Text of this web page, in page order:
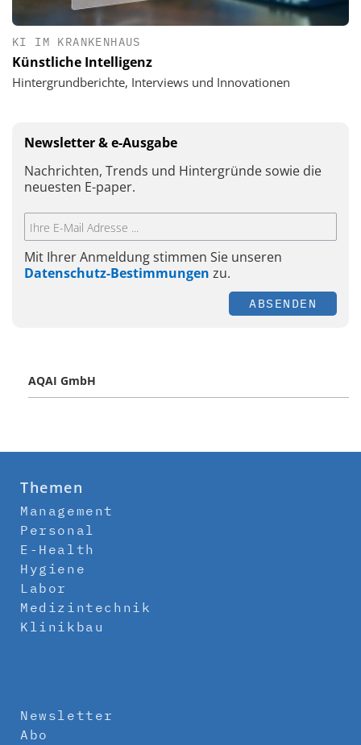
KI IM KRANKENHAUS
Künstliche Intelligenz
Hintergrundberichte, Interviews und Innovationen
Newsletter & e-Ausgabe
Nachrichten, Trends und Hintergründe sowie die
neuesten E-paper.
Mit Ihrer Anmeldung stimmen Sie unseren
Datenschutz-Bestimmungen zu.
ABSENDEN
AQAI GmbH
Themen
Management
Personal
E-Health
Hygiene
Labor
Medizintechnik
Klinikbau
Newsletter
Abo